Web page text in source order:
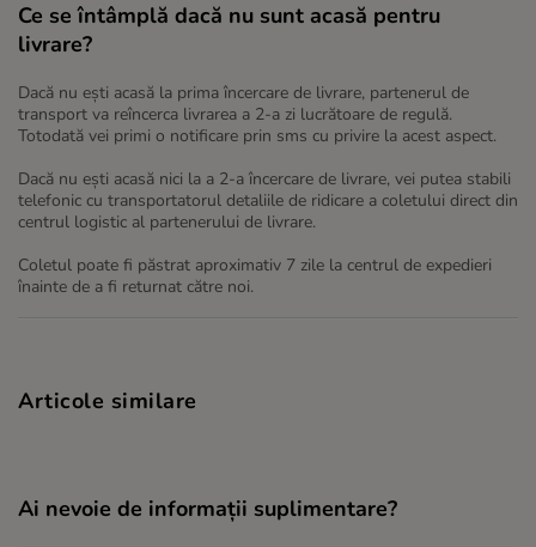
Ce se întâmplă dacă nu sunt acasă pentru
livrare?
Dacă nu ești acasă la prima încercare de livrare, partenerul de
transport va reîncerca livrarea a 2-a zi lucrătoare de regulă.
Totodată vei primi o notificare prin sms cu privire la acest aspect.
Dacă nu ești acasă nici la a 2-a încercare de livrare, vei putea stabili
telefonic cu transportatorul detaliile de ridicare a coletului direct din
centrul logistic al partenerului de livrare.
Coletul poate fi păstrat aproximativ 7 zile la centrul de expedieri
înainte de a fi returnat către noi.
Articole similare
Ai nevoie de informații suplimentare?